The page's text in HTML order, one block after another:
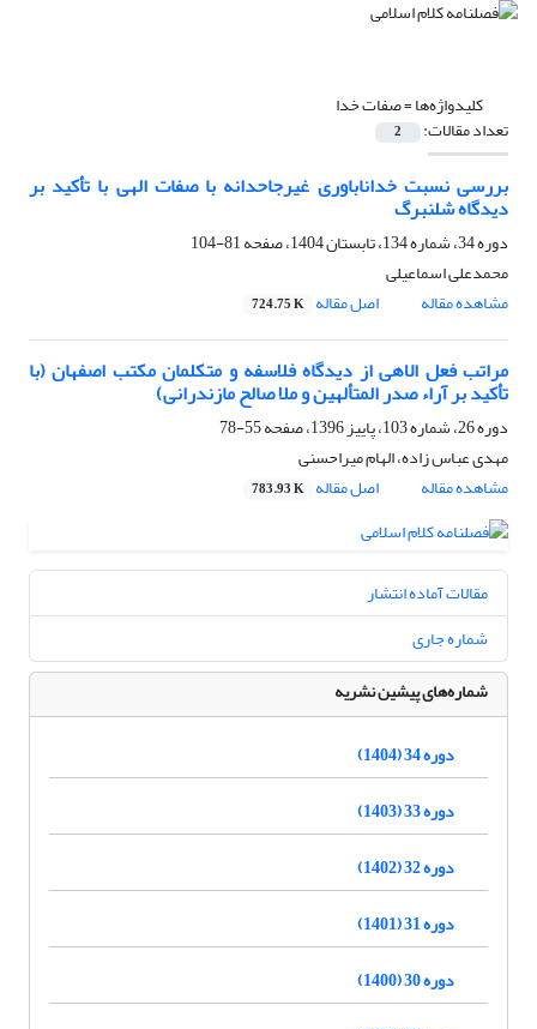
کلیدواژه‌ها =صفات خدا
تعداد مقالات: 2
بررسی نسبت خداناباوری غیرجاحدانه با صفات الهی با تأکید بر
دیدگاه شلنبرگ
دوره 34، شماره 134، تابستان 1404، صفحه
81-104
محمدعلی اسماعیلی
مشاهده مقاله
اصل مقاله 724.75 K
مراتب فعل الاهی از دیدگاه فلاسفه و متکلمان مکتب اصفهان (با
تأکید بر آراء صدر المتألهین و ملا صالح مازندرانی)
دوره 26، شماره 103، پاییز 1396، صفحه
55-78
مهدی عباس زاده، الهام میراحسنی
مشاهده مقاله
اصل مقاله 783.93 K
مقالات آماده انتشار
شماره جاری
شماره‌های پیشین نشریه
دوره 34 (1404)
دوره 33 (1403)
دوره 32 (1402)
دوره 31 (1401)
دوره 30 (1400)